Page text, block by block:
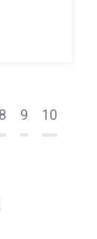
8 9 10